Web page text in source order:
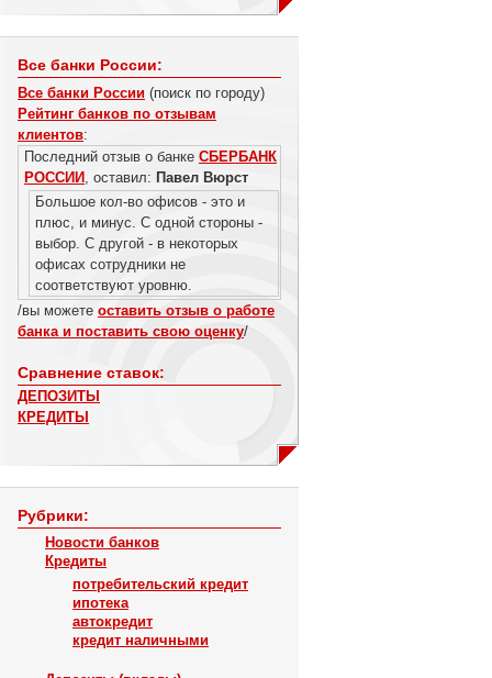
Все банки России:
Все банки России (поиск по городу)
Рейтинг банков по отзывам
клиентов:
Последний отзыв о банке СБЕРБАНК
РОССИИ , оставил: Павел Вюрст
Большое кол-во офисов - это и
плюс, и минус. С одной стороны -
выбор. С другой - в некоторых
офисах сотрудники не
соответствуют уровню.
/вы можете оставить отзыв о работе
банка и поставить свою оценку/
Сравнение ставок:
ДЕПОЗИТЫ
КРЕДИТЫ
Рубрики:
Новости банков
Кредиты
потребительский кредит
ипотека
автокредит
кредит наличными